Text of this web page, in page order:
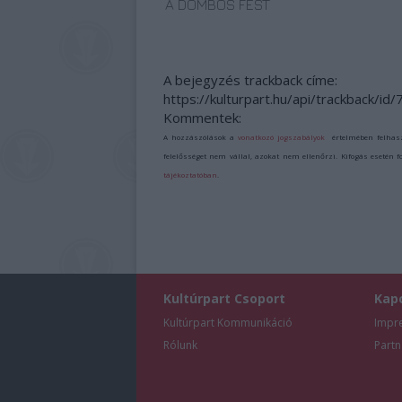
A DOMBOS FEST
A bejegyzés trackback címe:
https://kulturpart.hu/api/trackback/id/
Kommentek:
A hozzászólások avonatkozó jogszabályok értelmében
felelősséget nem vállal, azokat nem ellenőrzi. Kifogás esetén
tájékoztatóban
Kultúrpart Csoport
Kultúrpart Kommunikáció
Rólunk